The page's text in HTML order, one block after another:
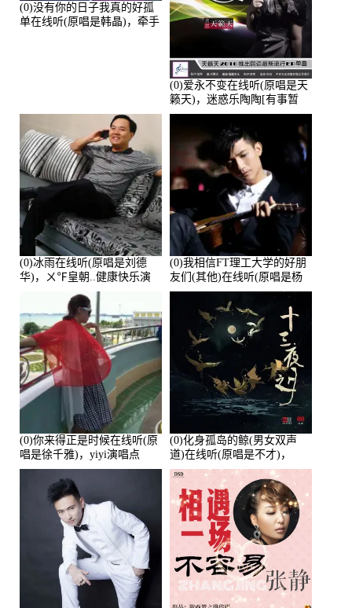
(0)没有你的日子我真的好孤
单在线听(原唱是韩晶)，牵手
(0)爱永不变在线听(原唱是天
籁天)，迷惑乐陶陶[有事暂
离]演唱点播:27678次
(0)冰雨在线听(原唱是刘德
华)，ㄨ℉皇朝..健康快乐演
(0)我相信FT理工大学的好朋
友们(其他)在线听(原唱是杨
培安)，老乔演唱点播:23714
(0)你来得正是时候在线听(原
唱是徐千雅)，yiyi演唱点
播:21991次
(0)化身孤岛的鲸(男女双声
道)在线听(原唱是不才)，
HGBai演唱点播:19428次